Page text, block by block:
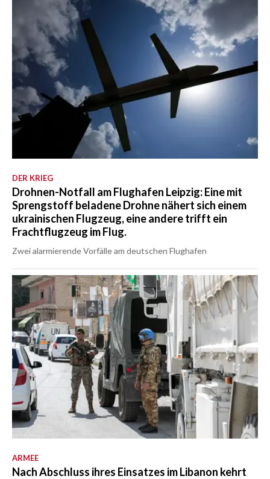
DER KRIEG
Drohnen-Notfall am Flughafen Leipzig: Eine mit
Sprengstoff beladene Drohne nähert sich einem
ukrainischen Flugzeug, eine andere trifft ein
Frachtflugzeug im Flug.
Zwei alarmierende Vorfälle am deutschen Flughafen
ARMEE
Nach Abschluss ihres Einsatzes im Libanon kehrt